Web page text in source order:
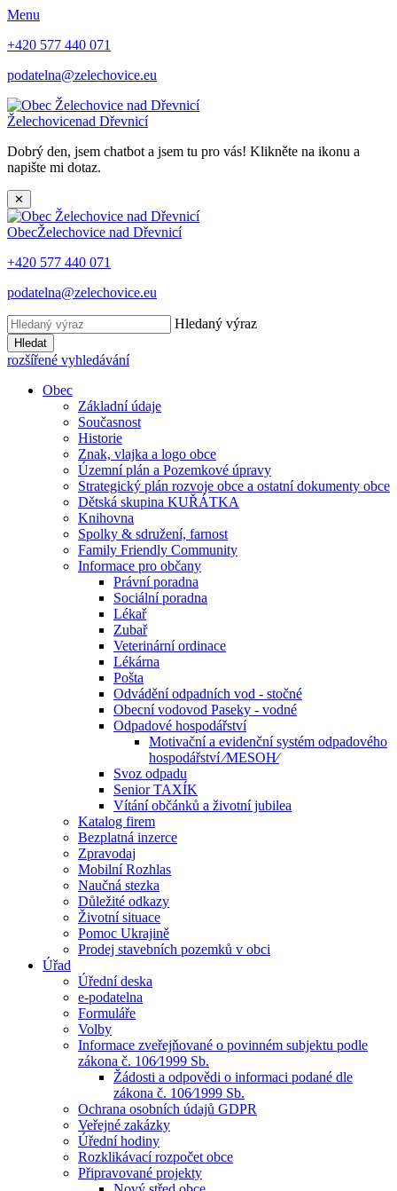
Menu
+420 577 440 071
podatelna@zelechovice.eu
Želechovicenad Dřevnicí
Dobrý den, jsem chatbot a jsem tu pro vás! Klikněte na ikonu a
napište mi dotaz.
✕
ObecŽelechovice nad Dřevnicí
+420 577 440 071
podatelna@zelechovice.eu
Hledaný výraz
Hledat
rozšířené vyhledávání
Obec
Základní údaje
Současnost
Historie
Znak, vlajka a logo obce
Územní plán a Pozemkové úpravy
Strategický plán rozvoje obce a ostatní dokumenty obce
Dětská skupina KUŘÁTKA
Knihovna
Spolky & sdružení, farnost
Family Friendly Community
Informace pro občany
Právní poradna
Sociální poradna
Lékař
Zubař
Veterinární ordinace
Lékárna
Pošta
Odvádění odpadních vod - stočné
Obecní vodovod Paseky - vodné
Odpadové hospodářství
Motivační a evidenční systém odpadového
hospodářství ⁄MESOH⁄
Svoz odpadu
Senior TAXÍK
Vítání občánků a životní jubilea
Katalog firem
Bezplatná inzerce
Zpravodaj
Mobilní Rozhlas
Naučná stezka
Důležité odkazy
Životní situace
Pomoc Ukrajině
Prodej stavebních pozemků v obci
Úřad
Úřední deska
e-podatelna
Formuláře
Volby
Informace zveřejňované o povinném subjektu podle
zákona č. 106⁄1999 Sb.
Žádosti a odpovědi o informaci podané dle
zákona č. 106⁄1999 Sb.
Ochrana osobních údajů GDPR
Veřejné zakázky
Úřední hodiny
Rozklikávací rozpočet obce
Připravované projekty